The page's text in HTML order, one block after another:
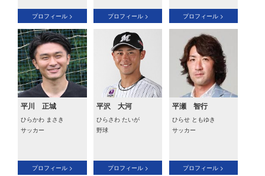
プロフィール > プロフィール > プロフィール >
平川 正城
ひらかわ まさき
サッカー
プロフィール >
平沢 大河
ひらさわ たいが
野球
プロフィール >
平瀬 智行
ひらせ ともゆき
サッカー
プロフィール >